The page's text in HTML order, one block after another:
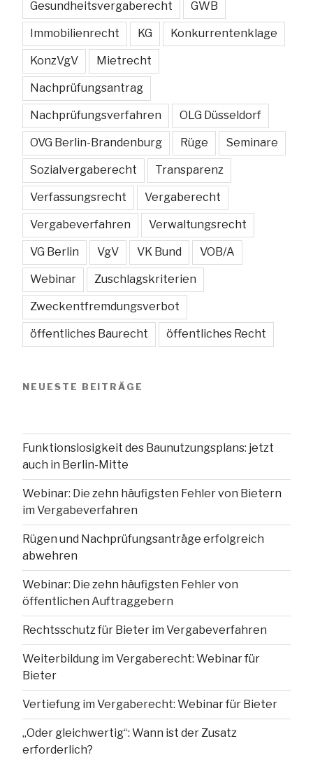
Gesundheitsvergaberecht GWB
Immobilienrecht KG Konkurrentenklage
KonzVgV Mietrecht
Nachprüfungsantrag
Nachprüfungsverfahren OLG Düsseldorf
OVG Berlin-Brandenburg Rüge Seminare
Sozialvergaberecht Transparenz
Verfassungsrecht Vergaberecht
Vergabeverfahren Verwaltungsrecht
VG Berlin VgV VK Bund VOB/A
Webinar Zuschlagskriterien
Zweckentfremdungsverbot
öffentliches Baurecht öffentliches Recht
NEUESTE BEITRÄGE
Funktionslosigkeit des Baunutzungsplans: jetzt
auch in Berlin-Mitte
Webinar: Die zehn häufigsten Fehler von Bietern
im Vergabeverfahren
Rügen und Nachprüfungsanträge erfolgreich
abwehren
Webinar: Die zehn häufigsten Fehler von
öffentlichen Auftraggebern
Rechtsschutz für Bieter im Vergabeverfahren
Weiterbildung im Vergaberecht: Webinar für
Bieter
Vertiefung im Vergaberecht: Webinar für Bieter
„Oder gleichwertig“: Wann ist der Zusatz
erforderlich?